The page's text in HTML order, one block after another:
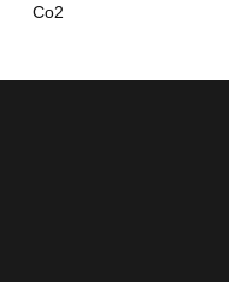
Co2